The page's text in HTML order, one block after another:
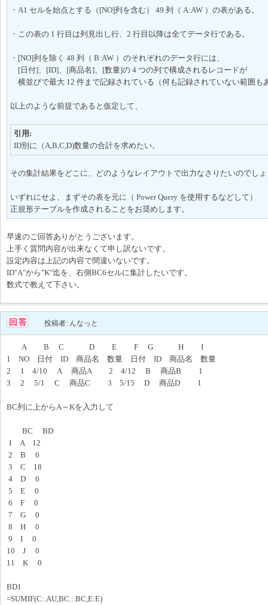
・A1 セルを始点とする（[NO]列を含む） 49 列（ A:AW ）の表がある。
・この表の 1 行目は列見出し行、2 行目以降は全てデータ行である。
・[NO]列を除く 48 列（ B:AW ）のそれぞれのデータ行には、
[日付]、[ID]、[商品名]、[数量]の 4 つの列で構成されるレコードが
横並びで最大 12 件まで記録されている（何も記録されていない範囲も
以上のような前提であると仮定して、
引用:
ID別に（A,B,C,D)数量の合計を求めたい。
その集計結果をどこに、どのようなレイアウトで出力なさりたいのでし
いずれにせよ、まずその表を元に（ Power Query を使用するなどして）
正規形テーブルを作成されることをお奨めします。
早速のご回答ありがとうございます。
上手く質問内容が出来なくて申し訳ないです。
設定内容は上記の内容で間違いないです。
ID"A"から"K"迄を、右側BC6セルに集計したいです。
数式で教えて下さい。
投稿者: んなっと
A B C D E F G H I
1 NO 日付 ID 商品名 数量 日付 ID 商品名 数量
2 1 4/10 A 商品A 2 4/12 B 商品B 1
3 2 5/1 C 商品C 3 5/15 D 商品D 1
BC列に上からA～Kを入力して
BC BD
1 A 12
2 B 6
3 C 18
4 D 6
5 E 0
6 F 0
7 G 0
8 H 0
9 I 0
10 J 0
11 K 0
BD1
=SUMIF(C:.AU,BC.:.BC,E:E)